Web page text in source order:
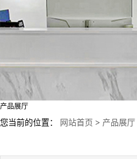
产品展厅
您当前的位置： 网站首页 > 产品展厅